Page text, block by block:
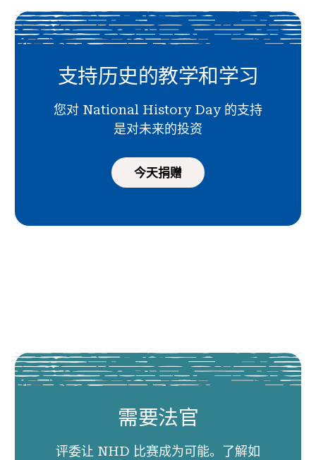
支持历史的教学和学习
您对 National History Day 的支持
是对未来的投资
今天捐赠
需要法官
评委让 NHD 比赛成为可能。了解如